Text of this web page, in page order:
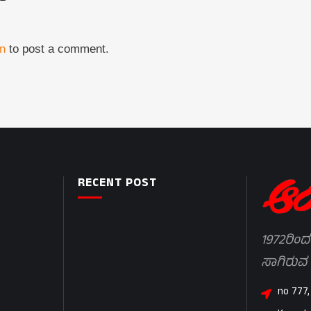
to post a comment.
RECENT POST
no